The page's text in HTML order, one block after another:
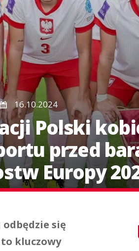
16.10.2024
Polski
przed
Europy
się
kluczowy